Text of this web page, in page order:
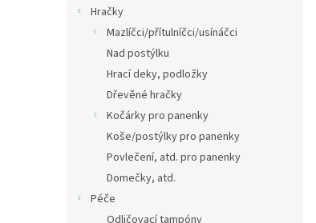
Hračky
Mazlíčci/přítulníčci/usínáčci
Nad postýlku
Hrací deky, podložky
Dřevěné hračky
Kočárky pro panenky
Koše/postýlky pro panenky
Povlečení, atd. pro panenky
Domečky, atd.
Péče
Odličovací tampóny